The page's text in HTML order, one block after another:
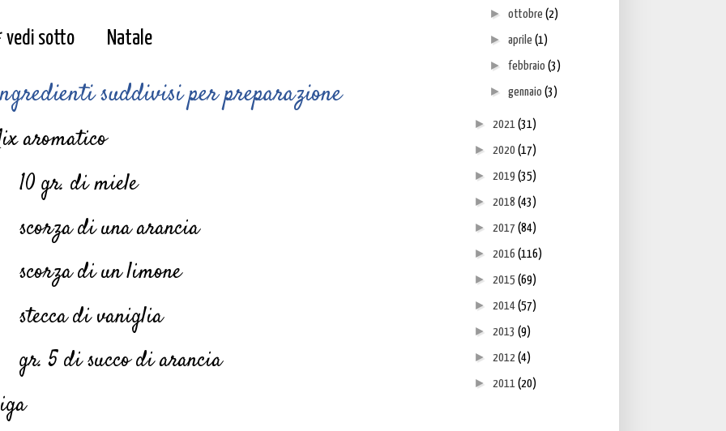
vedi sotto Natale
suddivisi per preparazione
aromatico
10 gr. di miele
scorza di una arancia
scorza di un limone
stecca di vaniglia
gr. 5 di succo di arancia
►ottobre(2)
►aprile(1)
►febbraio(3)
►gennaio(3)
► 2021 (31)
► 2020 (17)
► 2019 (35)
► 2018 (43)
► 2017 (84)
► 2016 (116)
► 2015 (69)
► 2014 (57)
► 2013 (9)
► 2012 (4)
► 2011 (20)